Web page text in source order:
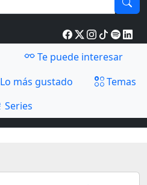
Te puede interesar
Lo más gustado
Temas
Series